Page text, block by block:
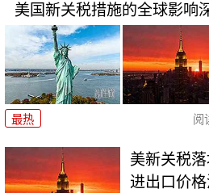
美国新关税措施的全球影响
最热 阅
美新关税
进出口价